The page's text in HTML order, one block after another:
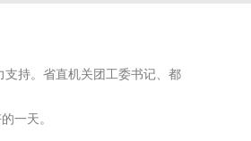
支持。省直机关团工委书记、都
一天。